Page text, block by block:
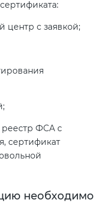
с заявкой;
ФСА с
сертификат
необходимо